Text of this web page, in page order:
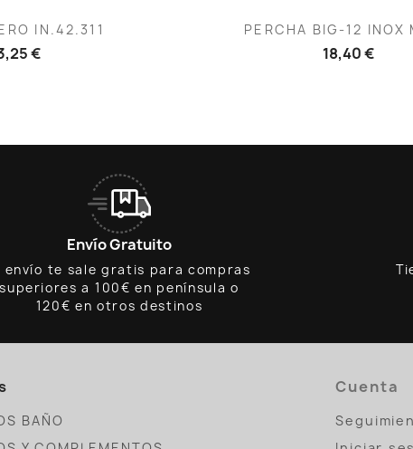
rápida
IN.42.311
€
 Vista rápida
PERCHA BIG-12 INOX
18,40 €
Envío Gratuito
envío te sale gratis para compras
superiores a 100€ en península o
120€ en otros destinos
BAÑO
Cuenta